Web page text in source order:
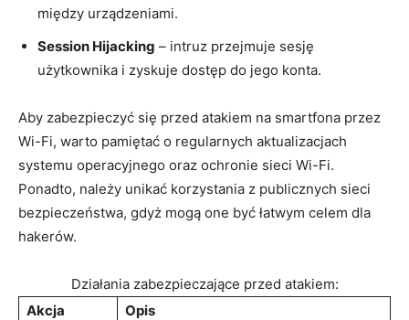
między urządzeniami.
Session Hijacking – intruz przejmuje sesję
użytkownika i zyskuje dostęp do jego konta.
Aby zabezpieczyć się przed atakiem na smartfona przez
Wi-Fi, warto pamiętać o regularnych aktualizacjach
systemu operacyjnego oraz ochronie sieci Wi-Fi.
Ponadto, należy unikać korzystania z publicznych sieci
bezpieczeństwa, gdyż mogą one być łatwym celem dla
hakerów.
Działania zabezpieczające przed atakiem:
Akcja
Opis